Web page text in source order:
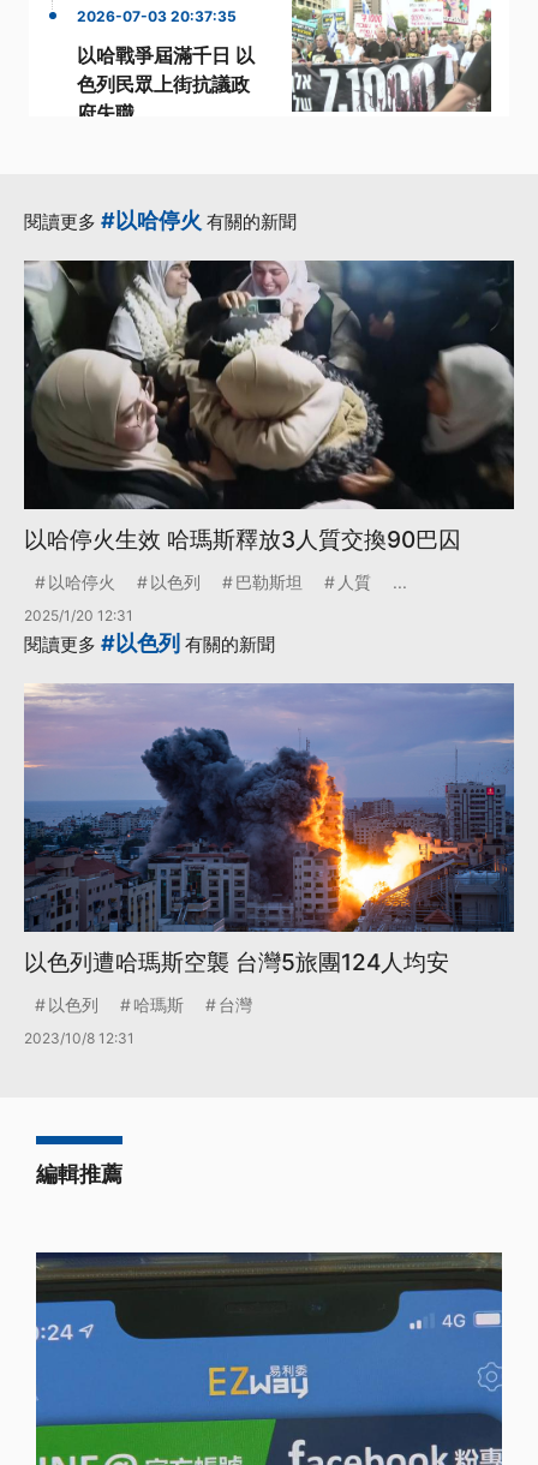
2026-07-03 20:37:35
以哈戰爭屆滿千日 以
色列民眾上街抗議政
府失職
閱讀更多 #以哈停火 有關的新聞
以哈停火生效 哈瑪斯釋放3人質交換90巴囚
以哈停火 以色列 巴勒斯坦 人質 ...
2025/1/20 12:31
閱讀更多 #以色列 有關的新聞
以色列遭哈瑪斯空襲 台灣5旅團124人均安
以色列 哈瑪斯 台灣
2023/10/8 12:31
編輯推薦